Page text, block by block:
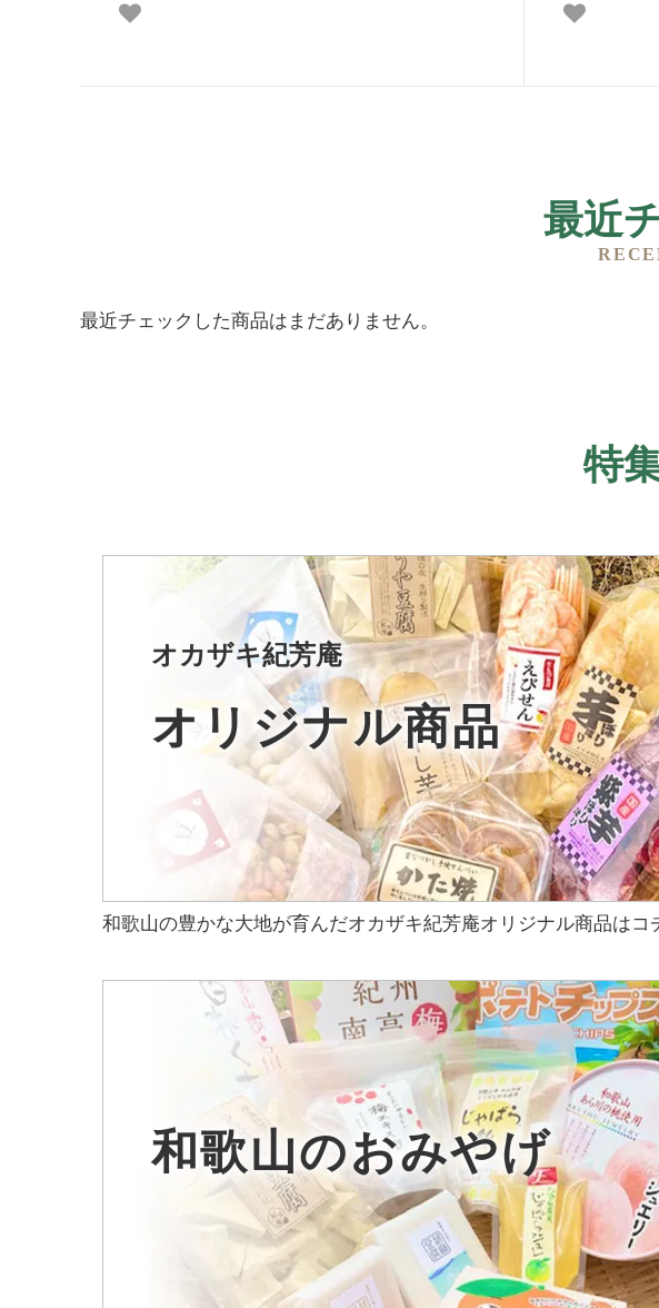
最近
最近チェックした商品はまだありません。
特
オカザキ紀芳庵
オリジナル商品
和歌山の豊かな大地が育んだオカザキ紀芳庵オリジナル商品はコ
和歌山のおみやげ